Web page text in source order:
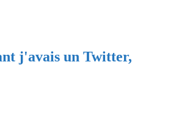
j'avais un Twitter,